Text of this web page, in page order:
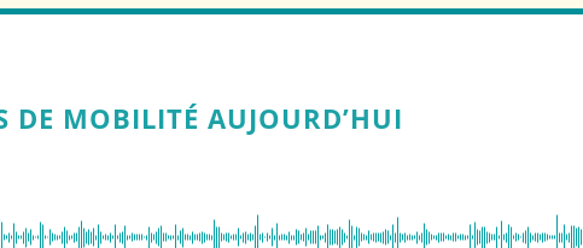
DE MOBILITÉ AUJOURD’HUI